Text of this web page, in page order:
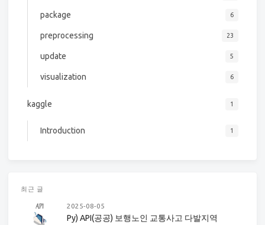
package 6
preprocessing 23
update 5
visualization 6
kaggle 1
Introduction 1
최근 글
2025-08-05
Py) API(공공) 보행노인 교통사고 다발지역